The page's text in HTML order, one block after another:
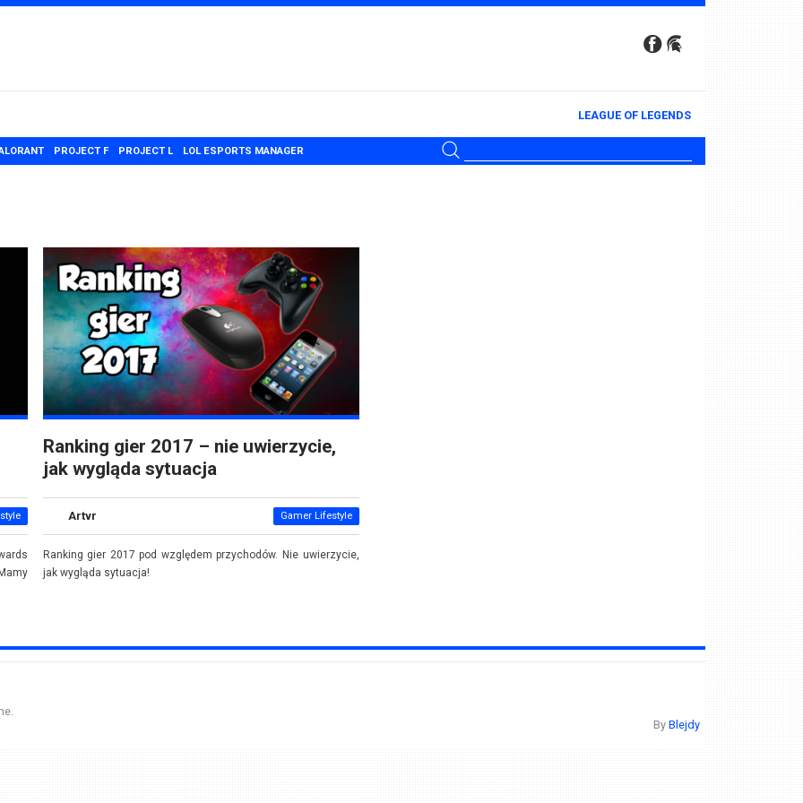
LEAGUE OF LEGENDS
PROJECT F PROJECT L LOL ESPORTS MANAGER
Ranking gier 2017 – nie uwierzycie,
jak wygląda sytuacja
Artvr Gamer Lifestyle
Ranking gier 2017 pod względem przychodów. Nie uwierzycie,
jak wygląda sytuacja!
By Blejdy